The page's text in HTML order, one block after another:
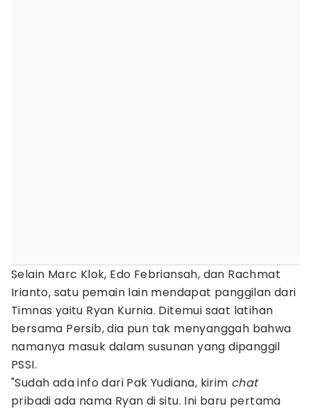
Selain Marc Klok, Edo Febriansah, dan Rachmat
Irianto, satu pemain lain mendapat panggilan dari
Timnas yaitu Ryan Kurnia. Ditemui saat latihan
bersama Persib, dia pun tak menyanggah bahwa
namanya masuk dalam susunan yang dipanggil
PSSI.
"Sudah ada info dari Pak Yudiana, kirim chat
pribadi ada nama Ryan di situ. Ini baru pertama